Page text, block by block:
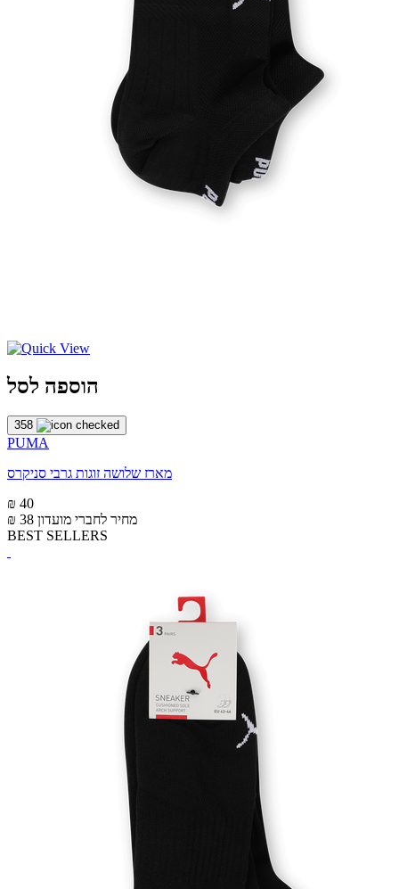
הוספה לסל
358
PUMA
מארז שלושה זוגות גרבי סניקרס
₪ 40
₪ 38 מחיר לחברי מועדון
BEST SELLERS